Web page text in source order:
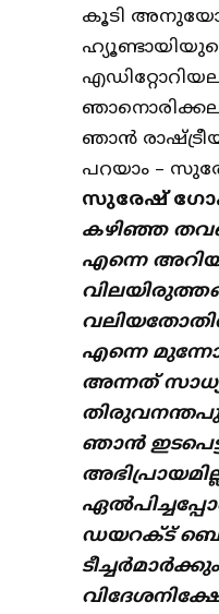
കൂടി
ഞാൻ
പറയാം –
സുരേഷ്
കഴിഞ്ഞ
എന്നെ
എന്നെ
അന്നത്
ഞാൻ
ഡയറക്ട്